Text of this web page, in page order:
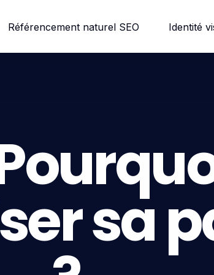
Référencement naturel SEO Identité
sa